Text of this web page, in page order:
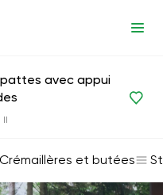
et butées
avec appui
II
Crémaillères et butées